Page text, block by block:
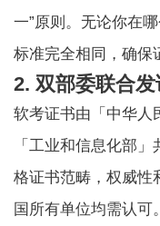
一”原则。无论你在
标准完全相同，确保
2. 双部委联合
软考证书由「中华人
「工业和信息化部
格证书范畴，权威性
国所有单位均需认可。